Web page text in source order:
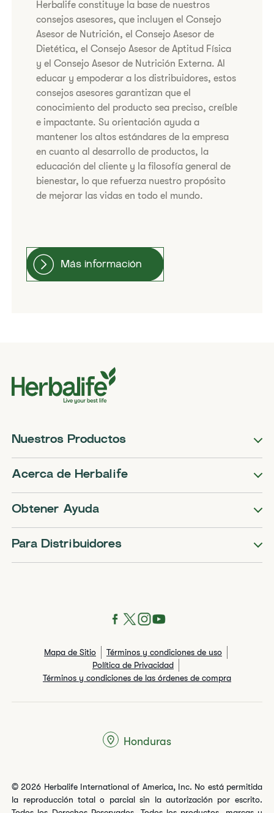
Herbalife constituye la base de nuestros
consejos asesores, que incluyen el Consejo
Asesor de Nutrición, el Consejo Asesor de
Dietética, el Consejo Asesor de Aptitud Física
y el Consejo Asesor de Nutrición Externa. Al
educar y empoderar a los distribuidores, estos
consejos asesores garantizan que el
conocimiento del producto sea preciso, creíble
e impactante. Su orientación ayuda a
mantener los altos estándares de la empresa
en cuanto al desarrollo de productos, la
educación del cliente y la filosofía general de
bienestar, lo que refuerza nuestro propósito
de mejorar las vidas en todo el mundo.
Más información
Nuestros Productos
Acerca de Herbalife
Obtener Ayuda
Para Distribuidores
Mapa de Sitio
Términos y condiciones de uso
Política de Privacidad
Términos y condiciones de las órdenes de compra
© 2026 Herbalife International of America, Inc. No está permitida
la reproducción total o parcial sin la autorización por escrito.
Honduras